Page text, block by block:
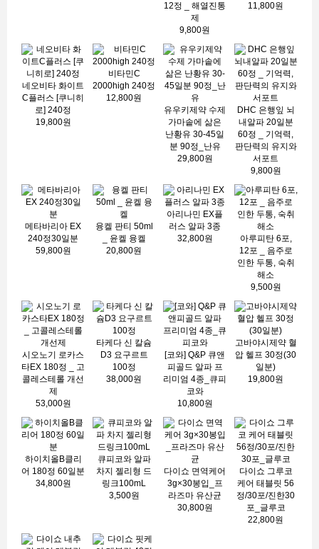
12정 _ 해열진통
제
9,800원
11,800원
네오비타 화이트
C플러스 [쿠니히
로] 240정
19,800원
비타민C
2000high 240정
12,800원
유우키제약 수제
가마솥에 삶은
난황유 30-45일
분 90정_난유
29,800원
DHC 은행잎 뇌
내알파 20일분
60정 _ 기억력,
판단력의 유지와
서포트
9,800원
메타바리아 EX
240정30일분
59,800원
융켈 판티 50ml
_ 윤켈 융켈
20,800원
아리나민 EX플
러스 알파 3종
32,800원
아루피탄 6포,
12포 _ 음주로
인한 두통, 숙취
해소
9,500원
시오노기 로카스
타EX 180정 _ 고
콜레스테롤 개선
제
53,000원
타케다 신 칼슘
D3 요구르트
100정
38,000원
[코와] Q&P 큐앤
피골드 알파 프
리미엄 4종_큐피
코와
10,800원
고바야시제약 혈
압 헬프 30정(30
일분)
19,800원
하이치올B클리
어 180정 60일분
34,800원
큐피코와 알파
차지 젤리형 드
링크100mL
3,500원
다이쇼 면역케어
3g×30봉입_프
라즈마 유산균
30,800원
다이쇼 그루코
케어 태블릿 56
정/30포/진한30
포_글루코
22,800원